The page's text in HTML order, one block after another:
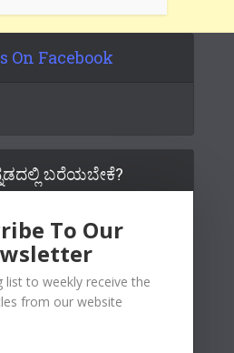
On Facebook
ಬರೆಯಬೇಕೆ?
To Our
list to weekly receive the
from our website